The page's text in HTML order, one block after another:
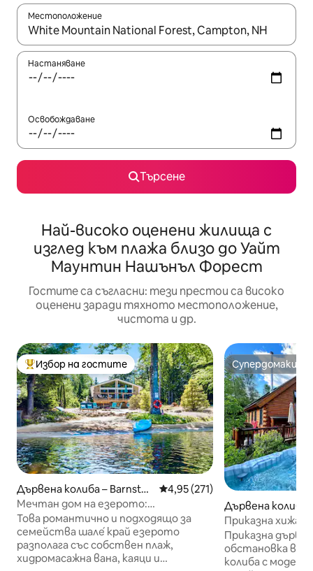
Местоположение
Когато резултатите се покажат, използвайте
Настаняване
Освобождаване
Търсене
Най-високо оценени жилища с
изглед към плажа близо до Уайт
Маунтин Нашънъл Форест
Гостите са съгласни: тези престои са високо
оценени заради тяхното местоположение,
чистота и др.
Най-популярен избор на гостите
Избор на гостите
Дървена колиба – Barnstea
d
Средна оценка: 4,95 от 5,
4,95 (271)
Мечтан дом на езерото:
хидромасажна вана, каяци и
подходящ за деца
Това романтично и подходящо за
семейства шале́ край езерото
разполага със собствен плаж,
хидромасажна вана, каяци и
Супердомакин
Супердомакин
Дървена колиба
Woods
Приказна хижа
Колумбия,
пътеки
Приказна
обстановка в
колиба с